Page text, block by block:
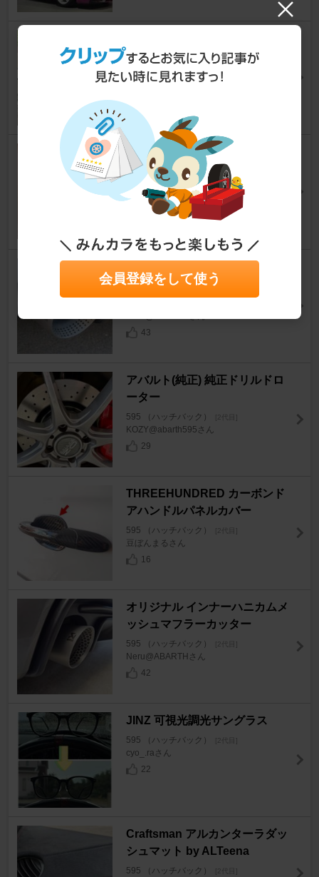
RT
595 （ハッチバック） [2代目]
GSI Creos Mr.スーパークリア
ー UVカット光沢スプレー B52
595 （ハッチバック） [2代目]
shimookaさん
AKRAPOVIC？ Golf R Mk8.5デ
ザインマフラーカッター
43
アバルト(純正) 純正ドリルドロ
ーター
595 （ハッチバック） [2代目]
KOZY@abarth595さん
29
THREEHUNDRED カーボンド
アハンドルパネルカバー
595 （ハッチバック） [2代目]
豆ぼんまるさん
16
オリジナル インナーハニカムメ
ッシュマフラーカッター
595 （ハッチバック） [2代目]
Neru@ABARTHさん
42
JINZ 可視光調光サングラス
595 （ハッチバック） [2代目]
cyo_.raさん
22
Craftsman アルカンターラダッ
シュマット by ALTeena
595 （ハッチバック） [2代目]
会員登録をして使う